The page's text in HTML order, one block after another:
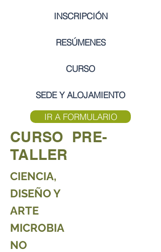
INSCRIPCIÓN
RESÚMENES
CURSO
SEDE Y ALOJAMIENTO
IR A FORMULARIO
CURSO PRE-
TALLER
CIENCIA,
DISEÑO Y
ARTE
MICROBIA
NO